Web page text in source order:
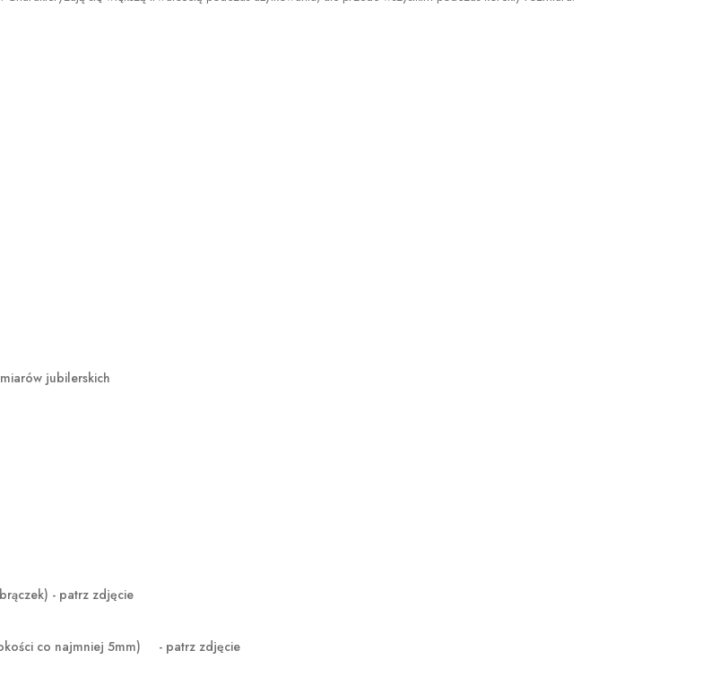
jubilerskich
- patrz zdjęcie
co najmniej 5mm) - patrz zdjęcie